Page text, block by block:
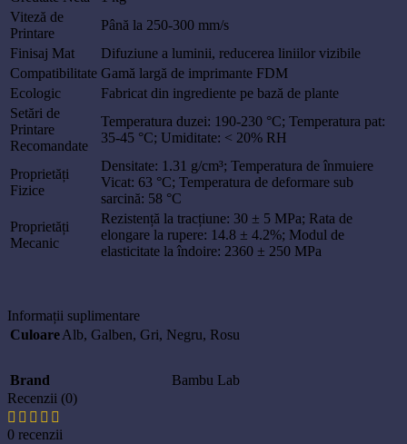
Viteză de
Printare
Până la 250-300 mm/s
Finisaj Mat
Difuziune a luminii, reducerea liniilor vizibile
Compatibilitate Gamă largă de imprimante FDM
Ecologic
Fabricat din ingrediente pe bază de plante
Setări de
Printare
Recomandate
Temperatura duzei: 190-230 °C; Temperatura pat:
35-45 °C; Umiditate: < 20% RH
Proprietăți
Fizice
Densitate: 1.31 g/cm³; Temperatura de înmuiere
Vicat: 63 °C; Temperatura de deformare sub
sarcină: 58 °C
Proprietăți
Mecanic
Rezistență la tracțiune: 30 ± 5 MPa; Rata de
elongare la rupere: 14.8 ± 4.2%; Modul de
elasticitate la îndoire: 2360 ± 250 MPa
Informații suplimentare
CuloareAlb, Galben, Gri, Negru, Rosu
Brand
Bambu Lab
Recenzii (0)
0 recenzii